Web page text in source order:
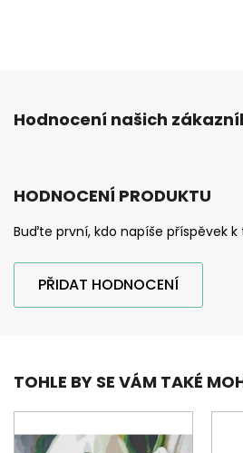
Hodnocení našich
HODNOCENÍ PRODUKTU
Buďte první, kdo napíše příspěvek
PŘIDAT HODNOCENÍ
TOHLE BY SE VÁM TAKÉ